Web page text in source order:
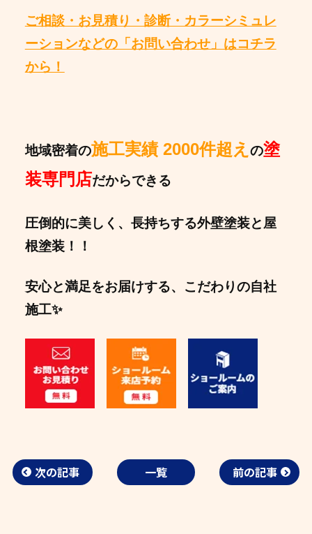
ご相談・お見積り・診断・カラーシミュレ
ーションなどの「お問い合わせ」はコチラ
から！
地域密着の施工実績 2000件超え の塗
装専門店だからできる
圧倒的に美しく、長持ちする外壁塗装と屋
根塗装！！
安心と満足をお届けする、こだわりの自社
施工✨
次の記事 一覧 前の記事